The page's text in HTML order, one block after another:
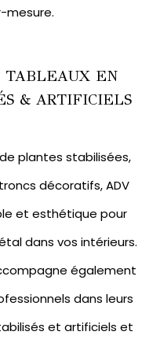
mesure.
TABLEAUX EN
& ARTIFICIELS
plantes stabilisées,
décoratifs, ADV
et esthétique pour
dans vos intérieurs.
également
dans leurs
et artificiels et